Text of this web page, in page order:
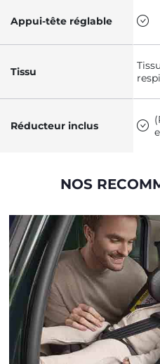
Appui-tête réglable
Tissu
Réducteur inclus
NOS